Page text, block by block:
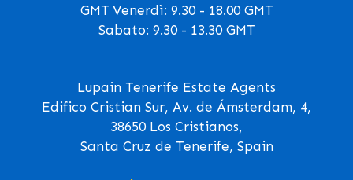
GMT Venerdì: 9.30 - 18.00 GMT
Sabato: 9.30 - 13.30 GMT
Lupain Tenerife Estate Agents
Edifico Cristian Sur, Av. de Ámsterdam, 4,
38650 Los Cristianos,
Santa Cruz de Tenerife, Spain